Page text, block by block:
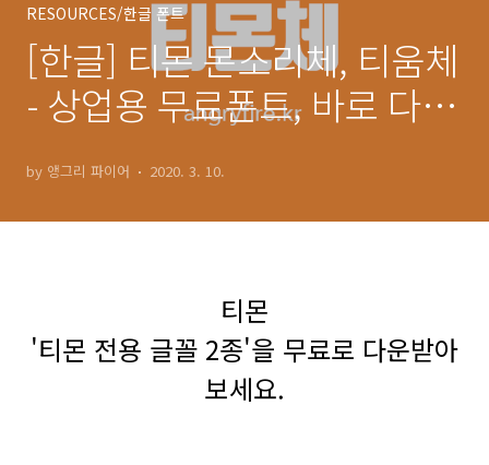
RESOURCES/한글 폰트
[한글] 티몬 몬소리체, 티움체
- 상업용 무료폰트, 바로 다운
by 앵그리 파이어 2020. 3. 10.
티몬
'티몬 전용 글꼴 2종'을 무료로 다운받아
보세요.